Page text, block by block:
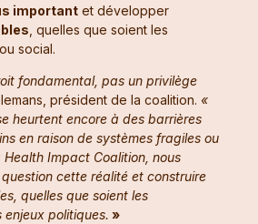
important et développer
, quelles que soient les
social.
fondamental, pas un privilège
président de la coalition. «
heurtent encore à des barrières
en raison de systèmes fragiles ou
Impact Coalition, nous
cette réalité et construire
quelles que soient les
enjeux politiques. »